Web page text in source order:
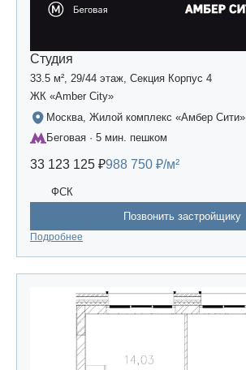
Студия
33.5 м², 29/44 этаж, Секция Корпус 4
ЖК «Amber Сity»
Москва, Жилой комплекс «Амбер Сити»
Беговая · 5 мин. пешком
33 123 125 ₽988 750 ₽/м²
ФСК
Позвонить застройщику
Подробнее